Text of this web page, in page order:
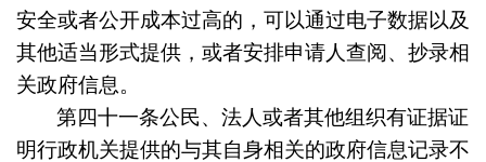
安全或者公开成本过高的，可以通过电子数据以及
其他适当形式提供，或者安排申请人查阅、抄录相
关政府信息。
第四十一条公民、法人或者其他组织有证据证
明行政机关提供的与其自身相关的政府信息记录不